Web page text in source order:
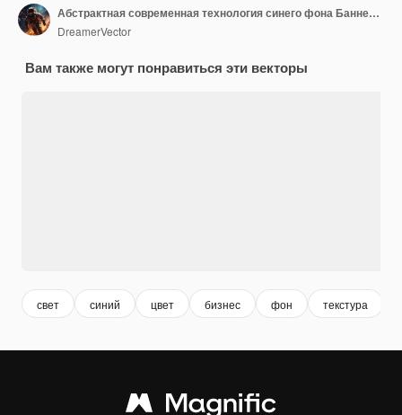
Абстрактная современная технология синего фона Баннер гексагональный геометрический обои Вектор
DreamerVector
Вам также могут понравиться эти векторы
свет синий цвет бизнес фон текстура